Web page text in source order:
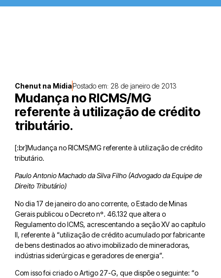
Chenut na MídiaPostado em: 28 de janeiro de 2013
Mudança no RICMS/MG
referente à utilização de crédito
tributário.
[:br]Mudança no RICMS/MG referente à utilização de crédito
tributário.
Paulo Antonio Machado da Silva Filho (Advogado da Equipe de
Direito Tributário)
No dia 17 de janeiro do ano corrente, o Estado de Minas
Gerais publicou o Decreto nº. 46.132 que altera o
Regulamento do ICMS, acrescentando a seção XV ao capítulo
II, referente à “utilização de crédito acumulado por fabricante
de bens destinados ao ativo imobilizado de mineradoras,
indústrias siderúrgicas e geradores de energia”.
Com isso foi criado o Artigo 27-G, que dispõe o seguinte: “o